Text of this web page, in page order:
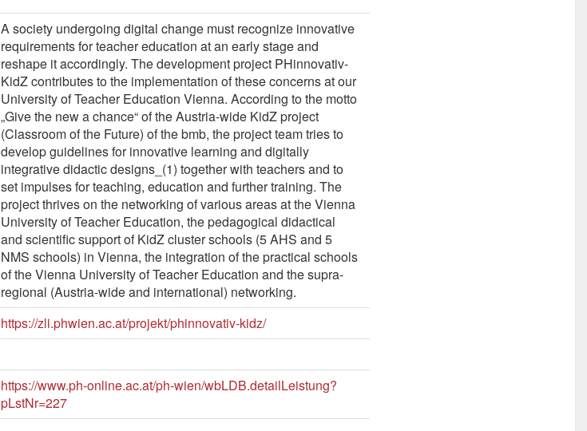
A society undergoing digital change must recognize innovative
requirements for teacher education at an early stage and
reshape it accordingly. The development project PHinnovativ-
KidZ contributes to the implementation of these concerns at our
University of Teacher Education Vienna. According to the motto
„Give the new a chance“ of the Austria-wide KidZ project
(Classroom of the Future) of the bmb, the project team tries to
develop guidelines for innovative learning and digitally
integrative didactic designs_(1) together with teachers and to
set impulses for teaching, education and further training. The
project thrives on the networking of various areas at the Vienna
University of Teacher Education, the pedagogical didactical
and scientific support of KidZ cluster schools (5 AHS and 5
NMS schools) in Vienna, the integration of the practical schools
of the Vienna University of Teacher Education and the supra-
regional (Austria-wide and international) networking.
https://zli.phwien.ac.at/projekt/phinnovativ-kidz/
https://www.ph-online.ac.at/ph-wien/wbLDB.detailLeistung?
pLstNr=227